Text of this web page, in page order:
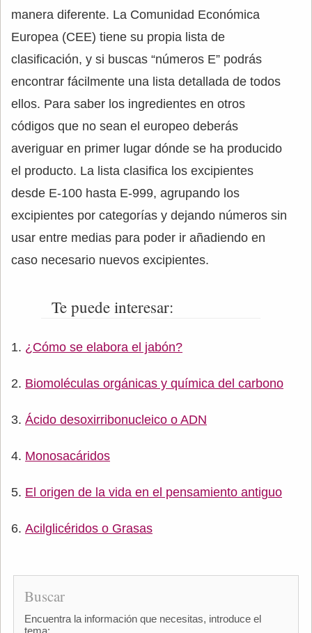
manera diferente. La Comunidad Económica
Europea (CEE) tiene su propia lista de
clasificación, y si buscas “números E” podrás
encontrar fácilmente una lista detallada de todos
ellos. Para saber los ingredientes en otros
códigos que no sean el europeo deberás
averiguar en primer lugar dónde se ha producido
el producto. La lista clasifica los excipientes
desde E-100 hasta E-999, agrupando los
excipientes por categorías y dejando números sin
usar entre medias para poder ir añadiendo en
caso necesario nuevos excipientes.
Te puede interesar:
¿Cómo se elabora el jabón?
Biomoléculas orgánicas y química del carbono
Ácido desoxirribonucleico o ADN
Monosacáridos
El origen de la vida en el pensamiento antiguo
Acilglicéridos o Grasas
Buscar
Encuentra la información que necesitas, introduce el
tema: